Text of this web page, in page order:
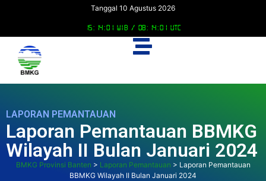
Tanggal 10 Agustus 2026
15:14:02 WIB / 08:14:02 UTC
LAPORAN PEMANTAUAN
Laporan Pemantauan BBMKG
Wilayah II Bulan Januari 2024
BMKG Provinsi Banten > Laporan Pemantauan > Laporan Pemantauan
BBMKG Wilayah II Bulan Januari 2024